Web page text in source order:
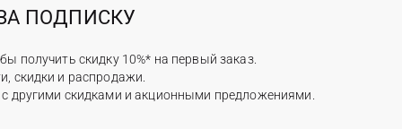
ПОДПИСКУ
получить скидку 10%* на первый заказ.
скидки и распродажи.
другими скидками и акционными предложениями.